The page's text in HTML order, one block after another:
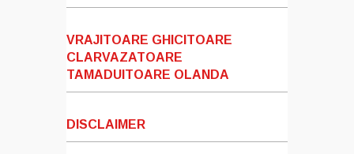
VRAJITOARE GHICITOARE
CLARVAZATOARE
TAMADUITOARE OLANDA
DISCLAIMER